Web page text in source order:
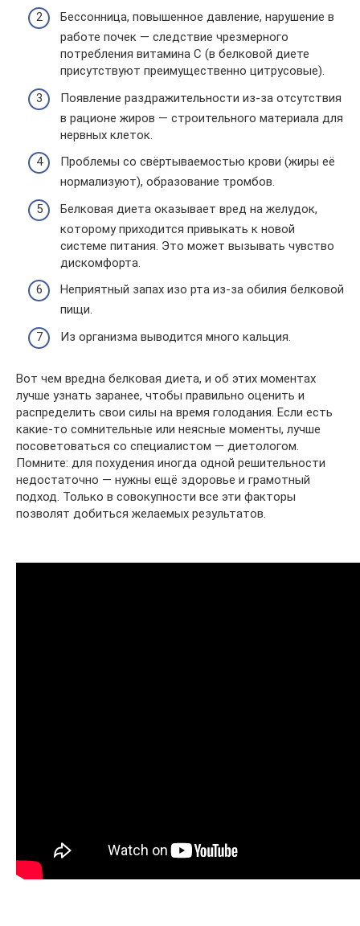
Бессонница, повышенное давление, нарушение в
работе почек — следствие чрезмерного
потребления витамина С (в белковой диете
присутствуют преимущественно цитрусовые).
Появление раздражительности из-за отсутствия
в рационе жиров — строительного материала для
нервных клеток.
Проблемы со свёртываемостью крови (жиры её
нормализуют), образование тромбов.
Белковая диета оказывает вред на желудок,
которому приходится привыкать к новой
системе питания. Это может вызывать чувство
дискомфорта.
Неприятный запах изо рта из-за обилия белковой
пищи.
Из организма выводится много кальция.
Вот чем вредна белковая диета, и об этих моментах
лучше узнать заранее, чтобы правильно оценить и
распределить свои силы на время голодания. Если есть
какие-то сомнительные или неясные моменты, лучше
посоветоваться со специалистом — диетологом.
Помните: для похудения иногда одной решительности
недостаточно — нужны ещё здоровье и грамотный
подход. Только в совокупности все эти факторы
позволят добиться желаемых результатов.